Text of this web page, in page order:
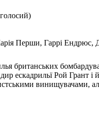
Перши, Гаррі
британських
ескадрильї Рой Грант
винищувачами,